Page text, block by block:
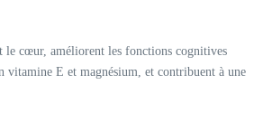
le cœur, améliorent les fonctions cognitives
vitamine E et magnésium, et contribuent à une